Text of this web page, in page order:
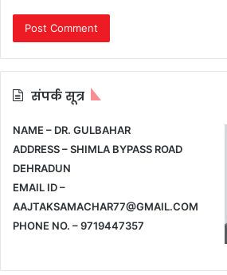
संपर्क सूत्र
NAME – DR. GULBAHAR
ADDRESS – SHIMLA BYPASS ROAD
DEHRADUN
EMAIL ID –
AAJTAKSAMACHAR77@GMAIL.COM
PHONE NO. – 9719447357